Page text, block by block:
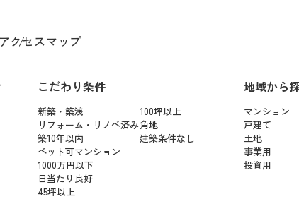
アクセスマップ
こだわり条件
新築・築浅
100坪以上
リフォーム・リノベ済み角地
築10年以内
建築条件なし
ペット可マンション
1000万円以下
日当たり良好
45坪以上
地域から
マンション
戸建て
土地
事業用
投資用